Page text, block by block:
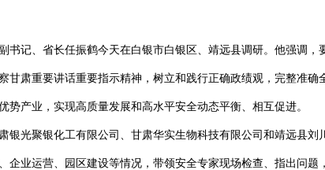
书记、省长任振鹤今天在白银市白银区、靖远县调研。他强调
甘肃重要讲话重要指示精神，树立和践行正确政绩观，完整准
势产业，实现高质量发展和高水平安全动态平衡、相互促进。
银光聚银化工有限公司、甘肃华实生物科技有限公司和靖远县
企业运营、园区建设等情况，带领安全专家现场检查、指出问